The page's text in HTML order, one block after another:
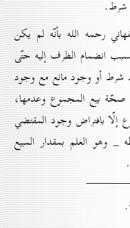
شرط.
رحمه الله بأنّه لم يكن
انضمام الظرف إليه حتّى
شرط أو وجود مانع مع وجود
صحّة بيع المجموع وعدمها،
إلّا بافتراض وجود المقتضي
وهو العلم بمقدار المبيع
.